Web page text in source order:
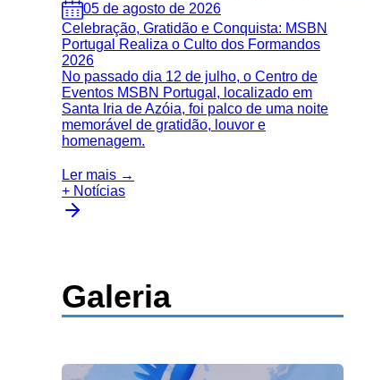
05 de agosto de 2026
Celebração, Gratidão e Conquista: MSBN
Portugal Realiza o Culto dos Formandos
2026
No passado dia 12 de julho, o Centro de
Eventos MSBN Portugal, localizado em
Santa Iria de Azóia, foi palco de uma noite
memorável de gratidão, louvor e
homenagem.
Ler mais →
+ Notícias
Galeria